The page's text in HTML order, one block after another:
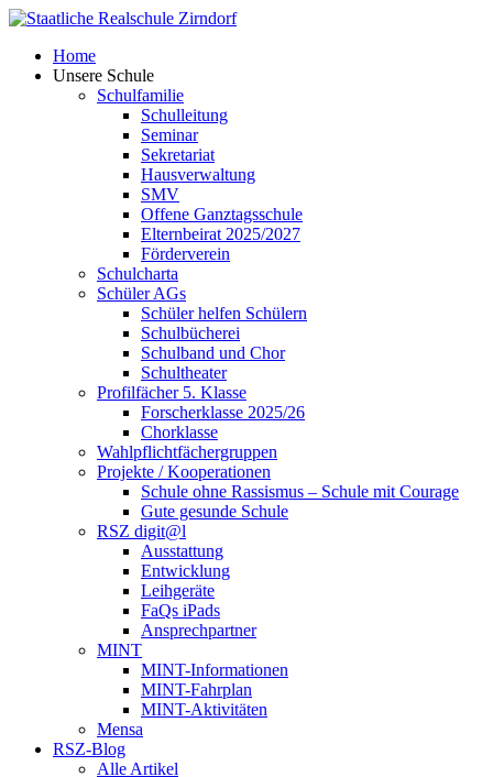
Skip
contentHome
Unsere Schule
Schulfamilie
Schulleitung
Seminar
Sekretariat
Hausverwaltung
SMV
Offene Ganztagsschule
Elternbeirat 2025/2027
Förderverein
Schulcharta
Schüler AGs
Schüler helfen Schülern
Schulbücherei
Schulband und Chor
Schultheater
Profilfächer 5. Klasse
Forscherklasse 2025/26
Chorklasse
Wahlpflichtfächergruppen
Projekte / Kooperationen
Schule ohne Rassismus – Schule mit Courage
Gute gesunde Schule
RSZ digit@l
Ausstattung
Entwicklung
Leihgeräte
FaQs iPads
Ansprechpartner
MINT
MINT-Informationen
MINT-Fahrplan
MINT-Aktivitäten
Mensa
RSZ-Blog
Alle Artikel